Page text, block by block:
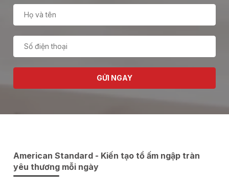
GỬI NGAY
American Standard - Kiến tạo tổ ấm ngập tràn
yêu thương mỗi ngày